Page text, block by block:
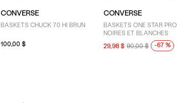
CONVERSE
BASKETS CHUCK 70 HI BRUN
100,00 $
CONVERSE
BASKETS ONE STAR PRO
NOIRES ET BLANCHES
29,98 $ 90,00 $ -67 %